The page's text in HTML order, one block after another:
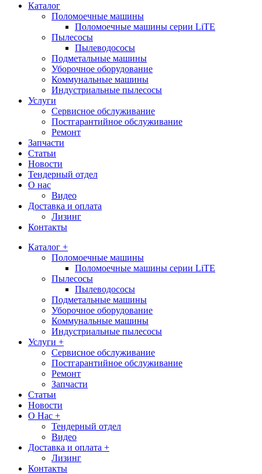
Каталог
Поломоечные машины
Поломоечные машины серии LiTE
Пылесосы
Пылеводососы
Подметальные машины
Уборочное оборудование
Коммунальные машины
Индустриальные пылесосы
Услуги
Сервисное обслуживание
Постгарантийное обслуживание
Ремонт
Запчасти
Статьи
Новости
Тендерный отдел
О нас
Видео
Доставка и оплата
Лизинг
Контакты
Каталог +
Поломоечные машины
Поломоечные машины серии LiTE
Пылесосы
Пылеводососы
Подметальные машины
Уборочное оборудование
Коммунальные машины
Индустриальные пылесосы
Услуги +
Сервисное обслуживание
Постгарантийное обслуживание
Ремонт
Запчасти
Статьи
Новости
О Нас +
Тендерный отдел
Видео
Доставка и оплата +
Лизинг
Контакты